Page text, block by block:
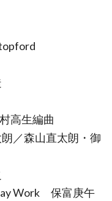
高生編曲
山直太朗・御
Work 保富庚午